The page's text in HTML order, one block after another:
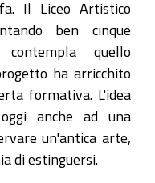
Il Liceo Artistico
ben cinque
quello
ha arricchito
formativa. L'idea
anche ad una
un'antica arte,
di estinguersi.